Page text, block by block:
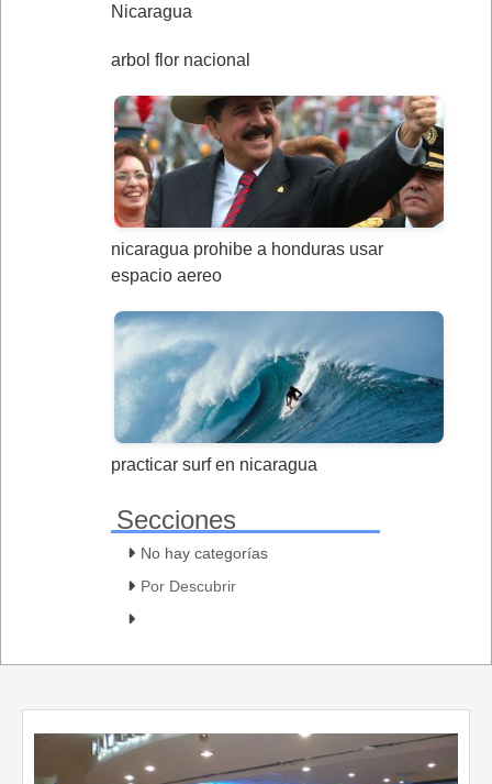
Nicaragua
arbol flor nacional
nicaragua prohibe a honduras usar
espacio aereo
practicar surf en nicaragua
Secciones
No hay categorías
Por Descubrir